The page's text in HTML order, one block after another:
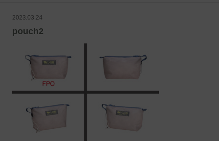
2023.03.24
pouch2